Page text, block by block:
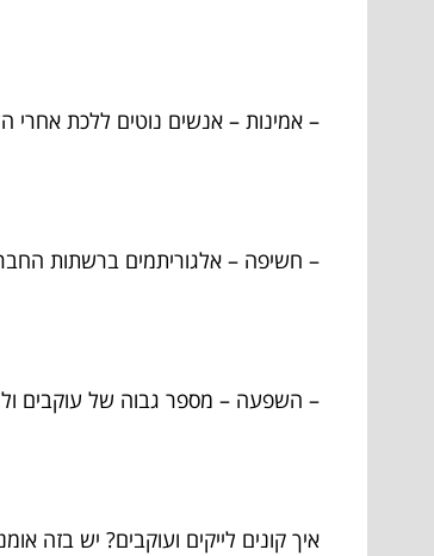
– אמינות – אנשים נוטים ללכת אחרי
– חשיפה – אלגוריתמים ברשתות
– השפעה – מספר גבוה של עוקבים
איך קונים לייקים ועוקבים? יש בזה